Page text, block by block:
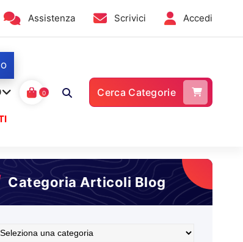
Assistenza Scrivici Accedi
0 Cerca Categorie
Categoria Articoli Blog